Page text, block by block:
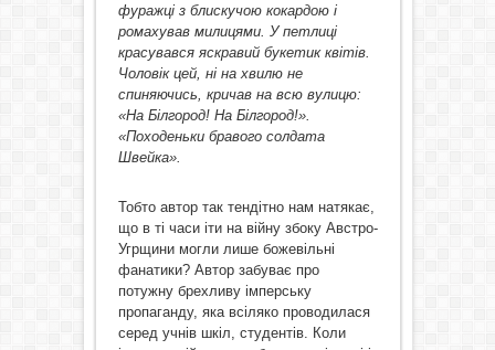
фуражці з блискучою кокардою і
ромахував милицями. У петлиці
красувався яскравий букетик квітів.
Чоловік цей, ні на хвилю не
спиняючись, кричав на всю вулицю:
«На Білгород! На Білгород!».
«Походеньки бравого солдата
Швейка».
Тобто автор так тендітно нам натякає,
що в ті часи іти на війну збоку Австро-
Угрщини могли лише божевільні
фанатики? Автор забуває про
потужну брехливу імперську
пропаганду, яка всіляко проводилася
серед учнів шкіл, студентів. Коли